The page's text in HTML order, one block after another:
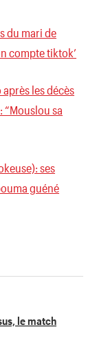
du mari de
compte tiktok’
les décès
“Mouslou sa
ses
guéné
le match